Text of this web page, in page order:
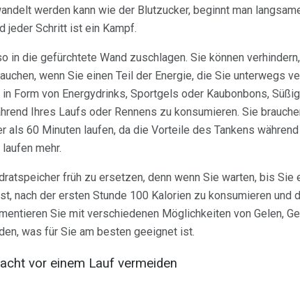
werden kann wie der Blutzucker, beginnt man
jeder Schritt ist ein Kampf.
in die gefürchtete Wand zuschlagen. Sie können
wenn Sie einen Teil der Energie, die Sie unterwegs
Form von Energydrinks, Sportgels oder Kaubonbons,
Ihres Laufs oder Rennens zu konsumieren. Sie
als 60 Minuten laufen, da die Vorteile des Tankens
mehr.
früh zu ersetzen, denn wenn Sie warten, bis
nach der ersten Stunde 100 Kalorien zu konsumieren und
Sie mit verschiedenen Möglichkeiten von Gelen,
was für Sie am besten geeignet ist.
vor einem Lauf vermeiden